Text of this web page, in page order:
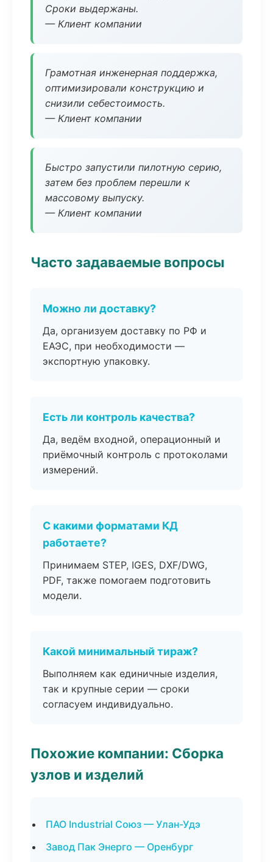
Сроки выдержаны.
— Клиент компании
Грамотная инженерная поддержка,
оптимизировали конструкцию и
снизили себестоимость.
— Клиент компании
Быстро запустили пилотную серию,
затем без проблем перешли к
массовому выпуску.
— Клиент компании
Часто задаваемые вопросы
Можно ли доставку?
Да, организуем доставку по РФ и
ЕАЭС, при необходимости —
экспортную упаковку.
Есть ли контроль качества?
Да, ведём входной, операционный и
приёмочный контроль с протоколами
измерений.
С какими форматами КД
работаете?
Принимаем STEP, IGES, DXF/DWG,
PDF, также помогаем подготовить
модели.
Какой минимальный тираж?
Выполняем как единичные изделия,
так и крупные серии — сроки
согласуем индивидуально.
Похожие компании: Сборка
узлов и изделий
ПАО Industrial Союз — Улан-Удэ
Завод Пак Энерго — Оренбург